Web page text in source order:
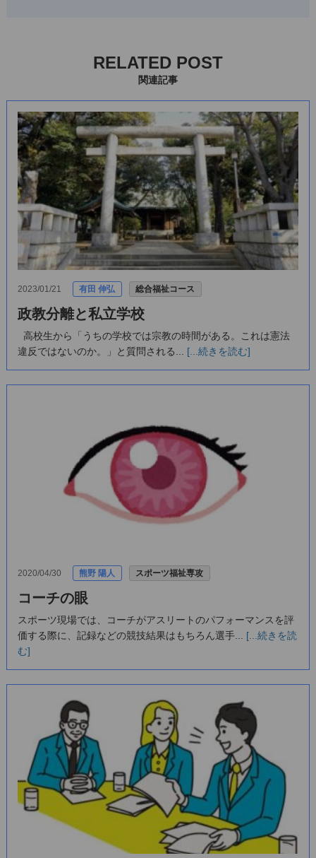
RELATED POST
関連記事
2023/01/21 有田 伸弘 総合福祉コース
政教分離と私立学校
高校生から「うちの学校では宗教の時間がある。これは憲法
違反ではないのか。」と質問される... [...続きを読む]
2020/04/30 熊野 陽人 スポーツ福祉専攻
コーチの眼
スポーツ現場では、コーチがアスリートのパフォーマンスを評
価する際に、記録などの競技結果はもちろん選手... [...続きを読
む]